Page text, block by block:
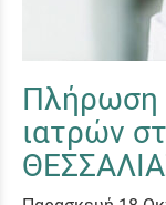
Πλήρωση
ιατρών